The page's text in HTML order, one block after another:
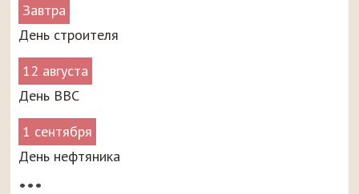
Завтра
День строителя
12 августа
День ВВС
1 сентября
День нефтяника
•••